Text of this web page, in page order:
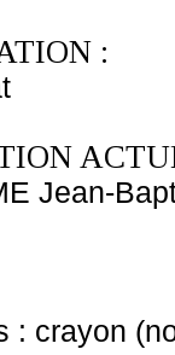
:
Jean-
: crayon